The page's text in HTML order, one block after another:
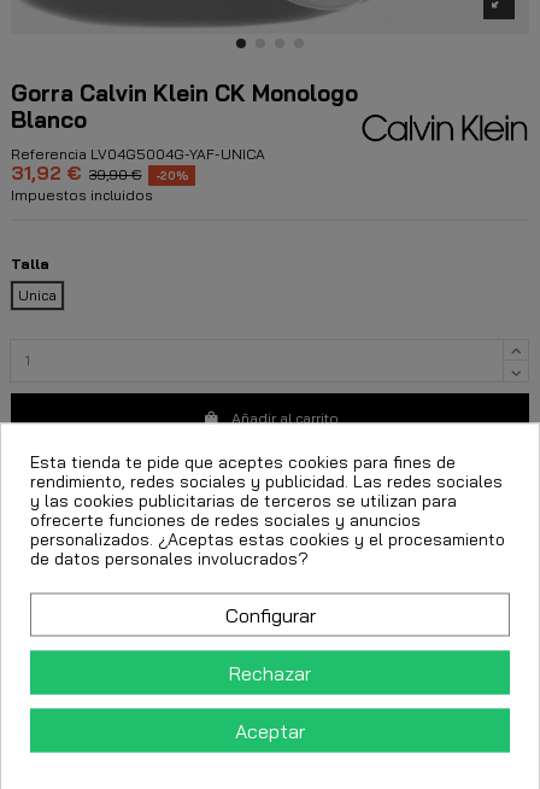
Gorra Calvin Klein CK Monologo
Blanco
Referencia LV04G5004G-YAF-UNICA
31,92 € 39,90 € -20%
Impuestos incluidos
Talla
Unica
Añadir al carrito
FECHA ESTIMADA DE ENTREGA:
CttExpress 24/48h -
Esta tienda te pide que aceptes cookies para fines de
rendimiento, redes sociales y publicidad. Las redes sociales
y las cookies publicitarias de terceros se utilizan para
ofrecerte funciones de redes sociales y anuncios
personalizados. ¿Aceptas estas cookies y el procesamiento
de datos personales involucrados?
Configurar
Rechazar
Aceptar